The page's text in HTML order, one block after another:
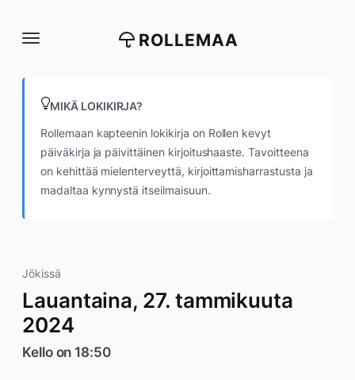
suoraan
ROLLEMAA
MIKÄ LOKIKIRJA?
Rollemaan kapteenin lokikirja on Rollen kevyt
päiväkirja ja päivittäinen kirjoitushaaste. Tavoitteena
on kehittää mielenterveyttä, kirjoittamisharrastusta ja
madaltaa kynnystä itseilmaisuun.
Jökissä
Lauantaina, 27. tammikuuta
2024
Kello on 18:50